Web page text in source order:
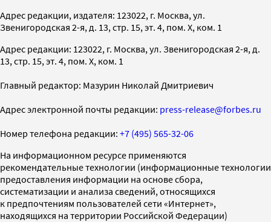
Адрес редакции, издателя: 123022, г. Москва, ул.
Звенигородская 2-я, д. 13, стр. 15, эт. 4, пом. X, ком. 1
Адрес редакции: 123022, г. Москва, ул. Звенигородская 2-я, д.
13, стр. 15, эт. 4, пом. X, ком. 1
Главный редактор: Мазурин Николай Дмитриевич
Адрес электронной почты редакции: press-release@forbes.ru
Номер телефона редакции: +7 (495) 565-32-06
На информационном ресурсе применяются
рекомендательные технологии (информационные технологии
предоставления информации на основе сбора,
систематизации и анализа сведений, относящихся
к предпочтениям пользователей сети «Интернет»,
находящихся на территории Российской Федерации)